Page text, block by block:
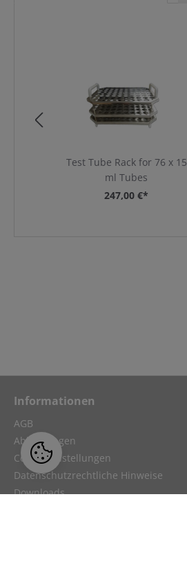
Test Tube Rack for 76 x 15
ml Tubes
247,00 €*
Informationen
AGB
Abkürzungen
Cookie-Einstellungen
Datenschutzrechtliche Hinweise
Downloads